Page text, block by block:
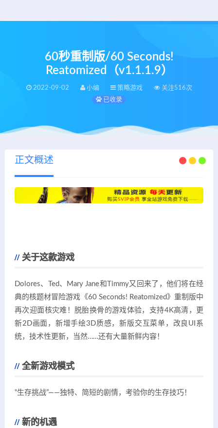
60秒重制版/60 Seconds!
Reatomized（v1.1.1.9）
2022-09-02 小编 策略游戏
关注516次
已收录
正文概述
关于这款游戏
Dolores、Ted、Mary Jane和Timmy又回来了，他们将在经
典的核题材冒险游戏《60 Seconds! Reatomized》重制版中
再次迎面核灾难！脱胎换骨的游戏体验，支持4K高清，更
新2D画面，新增手绘3D质感，新版交互菜单，改良UI系
统，技术性更新，当然……还有大量新鲜内容！
全新游戏模式
“生存挑战”——独特、简短的剧情，考验你的生存技巧！
新的机遇